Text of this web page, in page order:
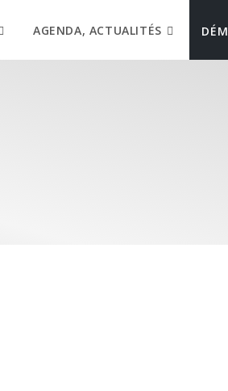
AGENDA, ACTUALITÉS